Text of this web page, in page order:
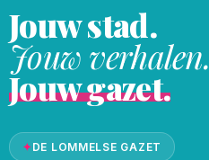
Jouw stad.
Jouw verhalen.
Jouw gazet.
✦DE LOMMELSE GAZET